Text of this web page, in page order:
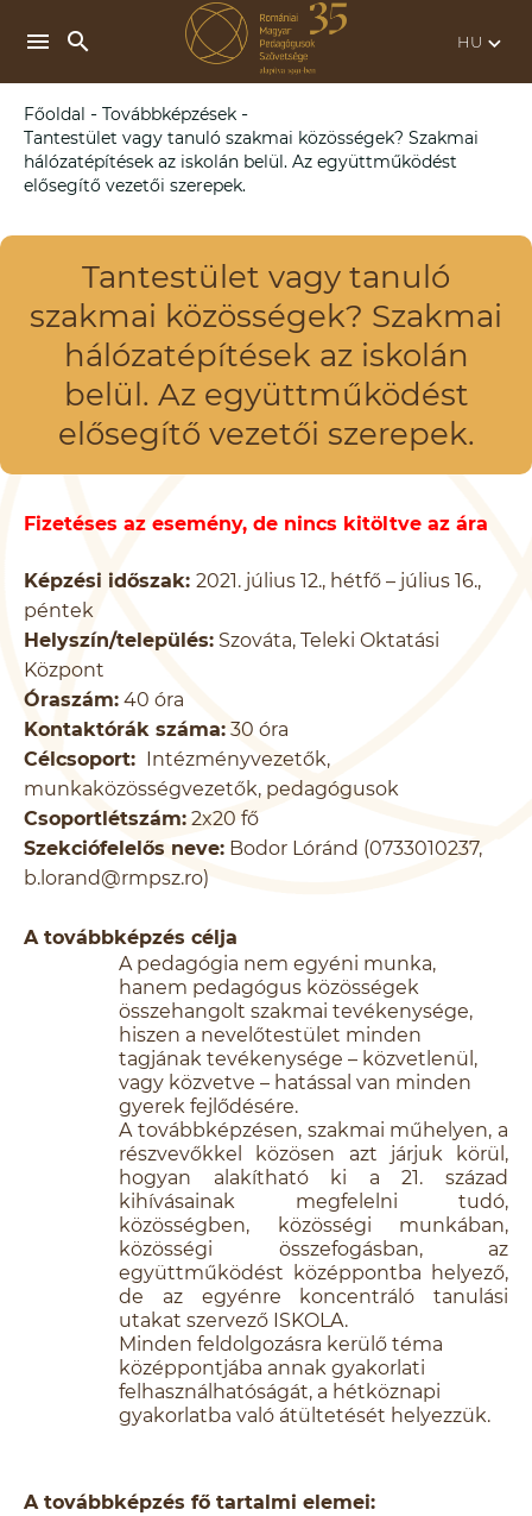
menu search keyboard_arrow_down
Főoldal - Továbbképzések -
Tantestület vagy tanuló szakmai közösségek? Szakmai
hálózatépítések az iskolán belül. Az együttműködést
elősegítő vezetői szerepek.
Tantestület vagy tanuló
szakmai közösségek? Szakmai
hálózatépítések az iskolán
belül. Az együttműködést
elősegítő vezetői szerepek.
Fizetéses az esemény, de nincs kitöltve az ára
Képzési időszak: 2021. július 12., hétfő – július 16.,
péntek
Helyszín/település: Szováta, Teleki Oktatási
Központ
Óraszám: 40 óra
Kontaktórák száma: 30 óra
Célcsoport: Intézményvezetők,
munkaközösségvezetők, pedagógusok
Csoportlétszám: 2x20 fő
Szekciófelelős neve: Bodor Lóránd (0733010237,
b.lorand@rmpsz.ro)
A továbbképzés célja
A pedagógia nem egyéni munka,
hanem pedagógus közösségek
összehangolt szakmai tevékenysége,
hiszen a nevelőtestület minden
tagjának tevékenysége – közvetlenül,
vagy közvetve – hatással van minden
gyerek fejlődésére.
A továbbképzésen, szakmai műhelyen, a
részvevőkkel közösen azt járjuk körül,
hogyan alakítható ki a 21. század
kihívásainak megfelelni tudó,
közösségben, közösségi munkában,
közösségi összefogásban, az
együttműködést középpontba helyező,
de az egyénre koncentráló tanulási
utakat szervező ISKOLA.
Minden feldolgozásra kerülő téma
középpontjába annak gyakorlati
felhasználhatóságát, a hétköznapi
gyakorlatba való átültetését helyezzük.
A továbbképzés fő tartalmi elemei: